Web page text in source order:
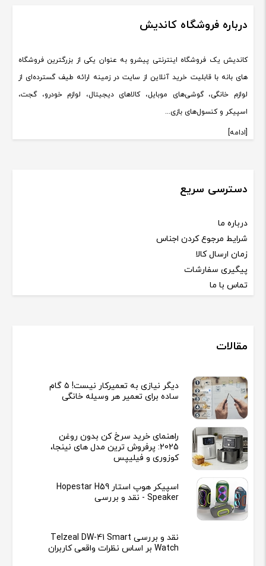
درباره فروشگاه کاندیش
کاندیش یک فروشگاه اینترنتی پیشرو به عنوان یکی از بزرگترین فروشگاه
های بانه با قابلیت خرید آنلاین از سایت در زمینه ارائه طیف گسترده‌ای از
لوازم خانگی، گوشی‌های موبایل، کالاهای دیجیتال، لوازم خودرو، گجت،
اسپیکر و کنسول‌های بازی...
[ادامه]
دسترسی سریع
درباره ما
شرایط مرجوع کردن اجناس
زمان ارسال کالا
پیگیری سفارشات
تماس با ما
مقالات
دیگر نیازی به تعمیرکار نیست! ۵ گام
ساده برای تعمیر هر وسیله خانگی
راهنمای خرید سرخ کن بدون روغن
2025: پرفروش ترین مدل های نینجا،
کوزوری و فیلیپس
اسپیکر هوپ استار Hopestar H59
Speaker - نقد و بررسی
نقد و بررسی Telzeal DW-41 Smart
Watch بر اساس نظرات واقعی کاربران